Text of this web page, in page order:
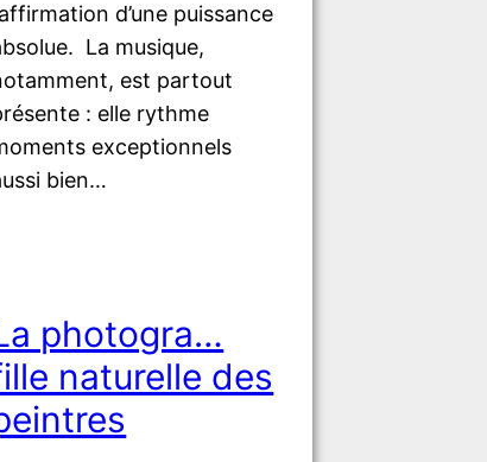
d’une puissance
La musique,
est partout
: elle rythme
exceptionnels
bien…
photogra…
naturelle des